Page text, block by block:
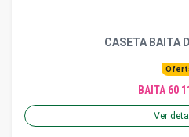
CASETA BAITA
BAITA 60
Ver